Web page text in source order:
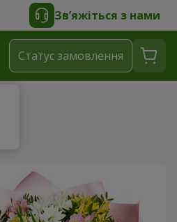
Зв’яжіться з нами
Статус замовлення